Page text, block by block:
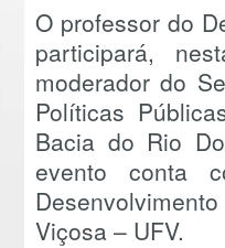
O professor do
participará,
moderador do
Políticas
Bacia do Rio
evento conta
Viçosa – UFV.